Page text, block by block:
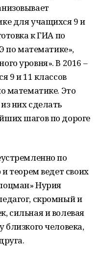
для учащихся 9 и
к ГИА по
по математике»,
уровня». В 2016 –
9 и 11 классов
математике. Это
них сделать
шагов по дороге
по
теорем ведет своих
Нурия
скромный и
сильная и волевая
человека,